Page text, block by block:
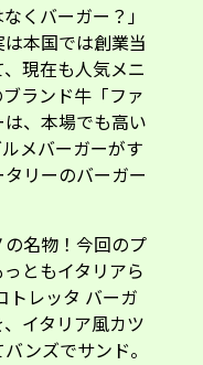
くバーガー？」
本国では創業当
現在も人気メニ
ランド牛「ファ
、本場でも高い
メバーガーがす
リーのバーガー
の名物！今回のプ
ともイタリアら
トレッタ バーガ
イタリア風カツ
ンズでサンド。